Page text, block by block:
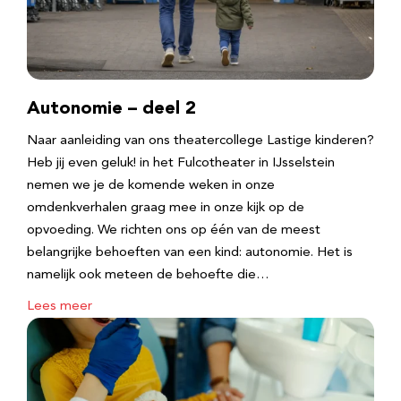
Autonomie – deel 2
Naar aanleiding van ons theatercollege Lastige kinderen?
Heb jij even geluk! in het Fulcotheater in IJsselstein
nemen we je de komende weken in onze
omdenkverhalen graag mee in onze kijk op de
opvoeding. We richten ons op één van de meest
belangrijke behoeften van een kind: autonomie. Het is
namelijk ook meteen de behoefte die…
Lees meer